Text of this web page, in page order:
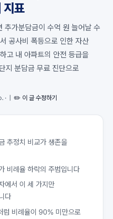
지표
가분담금이 수억 원 늘어날 수
공사비 폭등으로 인한 자산
고 내 아파트의 안전 등급을
지 분담금 무료 진단으로
· ✏️ 이 글 수정하기
추정치 비교가 생존을
비례율 하락의 주범입니다
에서 이 세 가지만
다
럼 비례율이 90% 미만으로